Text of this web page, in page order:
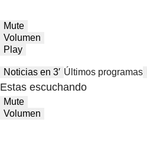
Mute
Volumen
Play
Noticias en 3′ Últimos programas
Estas escuchando
Mute
Volumen